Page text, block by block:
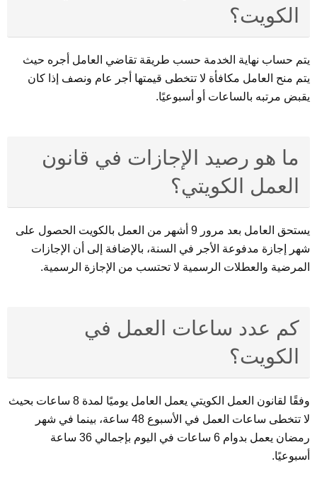
الكويت؟
يتم حساب نهاية الخدمة حسب طريقة تقاضي العامل أجره حيث
يتم منح العامل مكافأة لا تتخطى قيمتها أجر عام ونصف إذا كان
يقبض مرتبه بالساعات أو أسبوعيًا.
ما هو رصيد الإجازات في قانون
العمل الكويتي؟
يستحق العامل بعد مرور 9 أشهر من العمل بالكويت الحصول على
شهر إجازة مدفوعة الأجر في السنة، بالإضافة إلى أن الإجازات
المرضية والعطلات الرسمية لا تحتسب من الإجازة الرسمية.
كم عدد ساعات العمل في
الكويت؟
وفقًا لقانون العمل الكويتي يعمل العامل يوميًا لمدة 8 ساعات بحيث
لا تتخطى ساعات العمل في الأسبوع 48 ساعة، بينما في شهر
رمضان يعمل بدوام 6 ساعات في اليوم بإجمالي 36 ساعة
أسبوعيًا.